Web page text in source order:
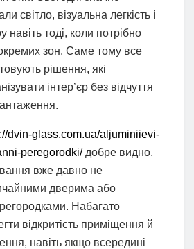
світло, візуальна легкість і
навіть тоді, коли потрібно
зон. Саме тому все
рішення, які
інтер’єр без відчуття
dvin-glass.com.ua/aljuminiievi-
peregorodki/добре видно,
вже давно не
дверима або
Набагато
відкритість приміщення й
навіть якщо всередині